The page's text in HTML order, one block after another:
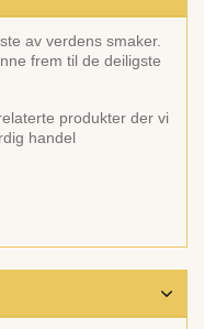
av verdens smaker.
frem til de deiligste
produkter der vi
handel